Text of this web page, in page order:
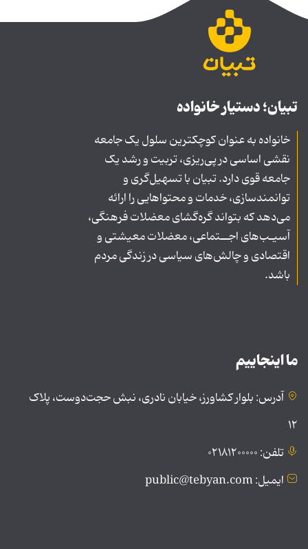
تبیان؛ دستیار خانواده
خانواده به عنوان کوچکترین سلول یک جامعه
نقشی اساسی در پی‌ریزی، تربیت و رشد یک
جامعه قوی دارد. تبیان با تسهیل‌گری و
توانمندسازی، خدمات و محتواهایی را ارائه
می‌دهد که بتواند گره‌گشای معضلات فرهنگی،
آسیـب‌های اجــتماعی، معضلات معیشتی و
اقتصادی و چالش‌های سیاسی در زندگی مردم
باشد.
ما اینجاییم
آدرس: بلوار کشاورز، خیابان نادری، نبش حجت‌دوست، پلاک
۱۲
تلفن: ۰۲۱۸۱۲۰۰۰۰۰
ایمیل: public@tebyan.com